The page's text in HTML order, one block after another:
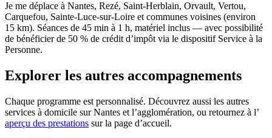
Je me déplace à Nantes, Rezé, Saint-Herblain, Orvault, Vertou,
Carquefou, Sainte-Luce-sur-Loire et communes voisines (environ
15 km). Séances de 45 min à 1 h, matériel inclus — avec possibilité
de bénéficier de 50 % de crédit d’impôt via le dispositif Service à la
Personne.
Explorer les autres accompagnements
Chaque programme est personnalisé. Découvrez aussi les autres
services à domicile sur Nantes et l’agglomération, ou retournez à l’
aperçu des prestations sur la page d’accueil.